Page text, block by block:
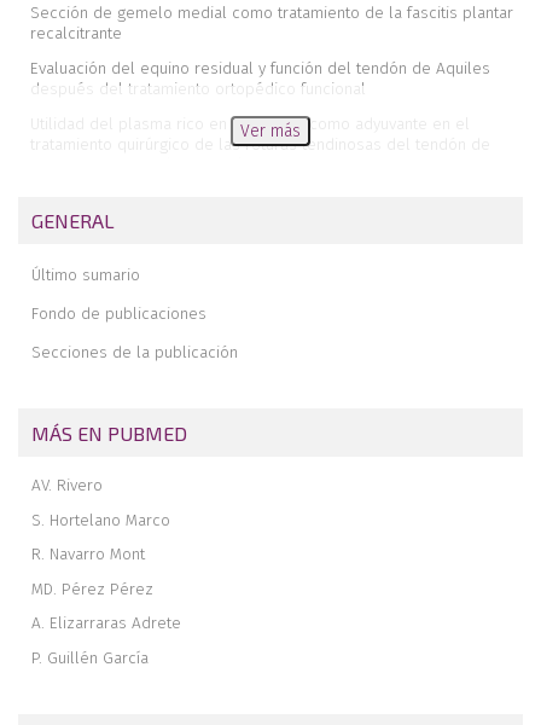
Sección de gemelo medial como tratamiento de la fascitis plantar
recalcitrante
Evaluación del equino residual y función del tendón de Aquiles
después del tratamiento ortopédico funcional
Utilidad del plasma rico en plaquetas como adyuvante en el
tratamiento quirúrgico de las roturas tendinosas del tendón de
vínculo con la curva de aprendizaje a medio plazo
guías a medida. Curetaje y autoinjerto óseo a través de un acceso
aguda atraumática de tibial anterior
Ver más
GENERAL
Último sumario
Fondo de publicaciones
Secciones de la publicación
MÁS EN PUBMED
AV. Rivero
S. Hortelano Marco
R. Navarro Mont
MD. Pérez Pérez
A. Elizarraras Adrete
P. Guillén García